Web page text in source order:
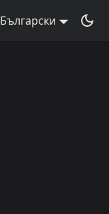
Български